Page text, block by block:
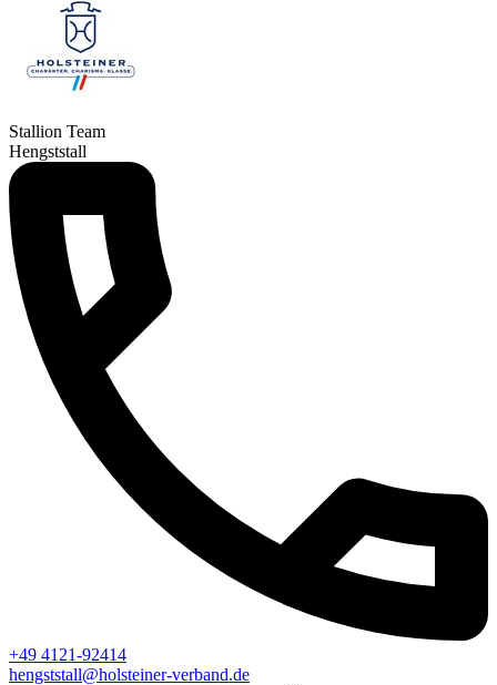
Stallion Team
Hengststall
+49 4121-92414
hengststall@holsteiner-verband.de